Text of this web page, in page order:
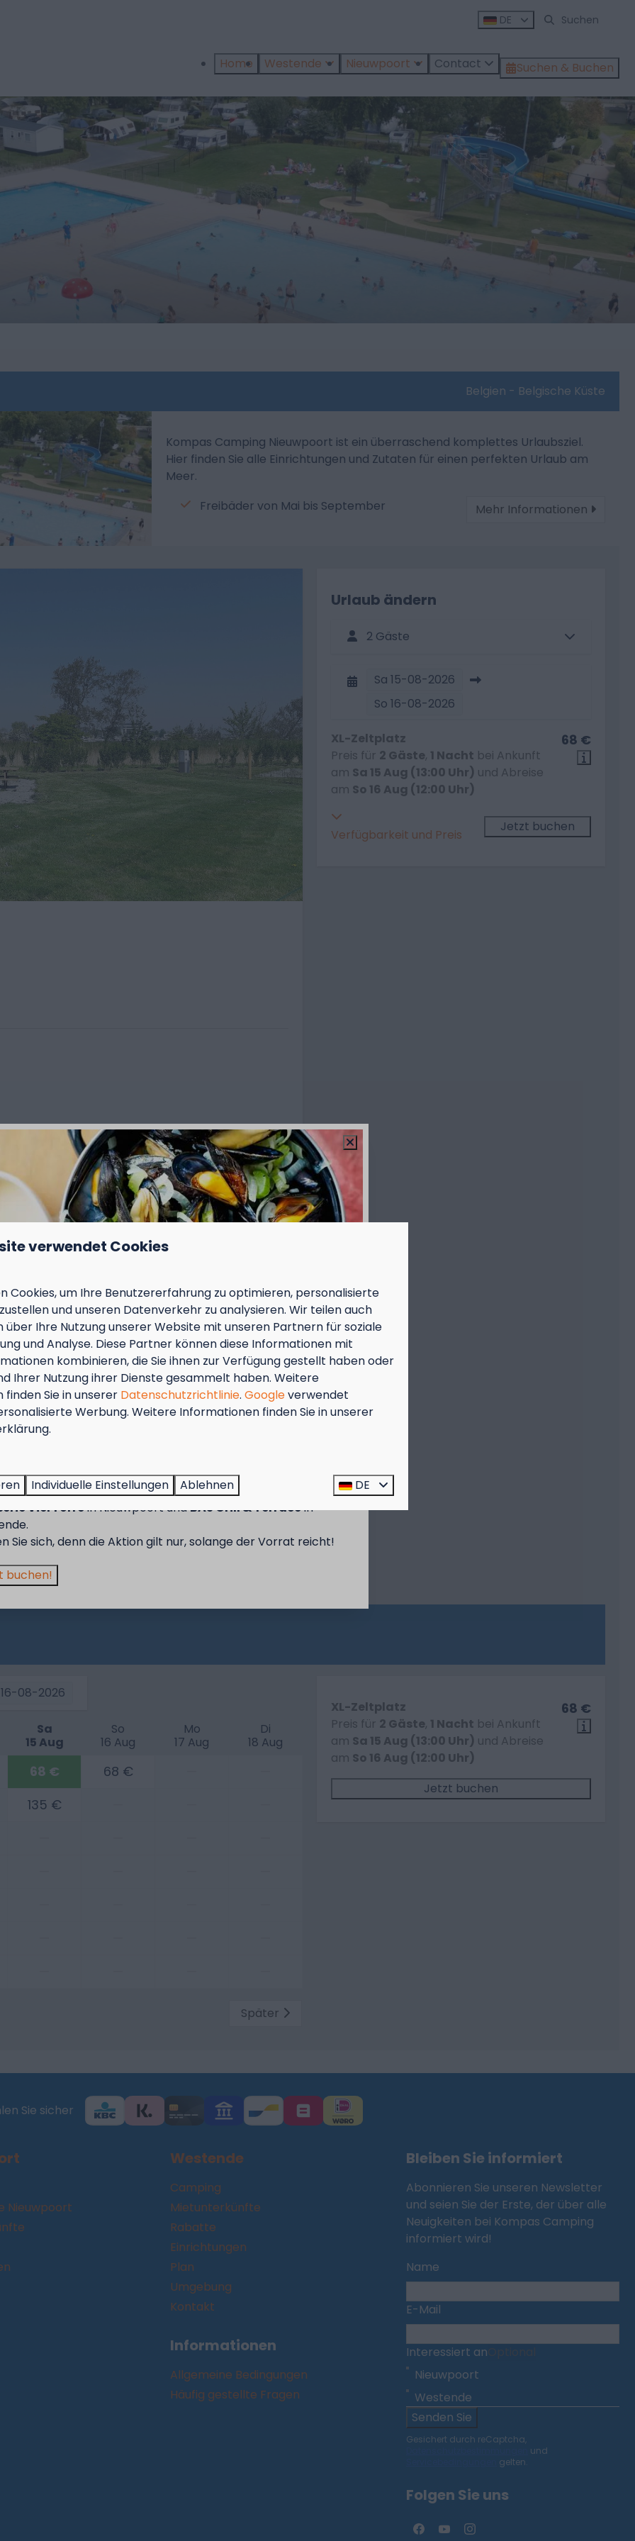
DE
Home Westende Nieuwpoort Contact Suchen & Buchen
Belgien - Belgische Küste
Kompas Camping Nieuwpoort ist ein überraschend komplettes Urlaubsziel.
Hier finden Sie alle Einrichtungen und Zutaten für einen perfekten Urlaub am
Meer.
Freibäder von Mai bis September
Mehr Informationen
10 A
sanitären
Zelt, Strom- und Wasseranschluss. Nicht
mit Wohnwagen oder Wohnmobil!
des Ijzer!
& Komfort
der sanitären Anlagen
Allgemeine Bedingungen ansehen
Urlaub ändern
2 Gäste
Sa 15-08-2026
So 16-08-2026
68 €
XL-Zeltplatz
Preis für 2 Gäste, 1 Nacht bei Ankunft
am Sa 15 Aug (13:00 Uhr) und Abreise
am So 16 Aug (12:00 Uhr)
Verfügbarkeit und Preis
Jetzt buchen
16-08-2026
Sa
15 Aug
So
16 Aug
Mo
17 Aug
Di
18 Aug
68 € 68 €
135 €
Später
68 €
XL-Zeltplatz
Preis für 2 Gäste, 1 Nacht bei Ankunft
am Sa 15 Aug (13:00 Uhr) und Abreise
am So 16 Aug (12:00 Uhr)
Jetzt buchen
Sie sicher
Nieuwpoort
Westende
Camping
Mietunterkünfte
Rabatte
Einrichtungen
Plan
Umgebung
Kontakt
Informationen
Allgemeine Bedingungen
Häufig gestellte Fragen
Bleiben Sie informiert
Abonnieren Sie unseren Newsletter
und seien Sie der Erste, der über alle
Neuigkeiten bei Kompas Camping
informiert wird!
Name
E-Mail
Interessiert an
Nieuwpoort
Westende
Senden Sie
Gesichert durch reCaptcha,
und
gelten.
Folgen Sie uns
= Muschelmonat!
Muscheln für 2 Personen!
gilt in den Restaurants des Kompas Beach Resorts:
VierTorrein Nieuwpoort undBAS Grill & Terracein
Sie sich, denn die Aktion gilt nur, solange der Vorrat reicht!
buchen!
verwendet Cookies
Cookies, um Ihre Benutzererfahrung zu optimieren, personalisierte
und unseren Datenverkehr zu analysieren. Wir teilen auch
Ihre Nutzung unserer Website mit unseren Partnern für soziale
und Analyse. Diese Partner können diese Informationen mit
kombinieren, die Sie ihnen zur Verfügung gestellt haben oder
Ihrer Nutzung ihrer Dienste gesammelt haben. Weitere
Sie in unserer Datenschutzrichtlinie. Googleverwendet
Werbung. Weitere Informationen finden Sie in unserer
Individuelle Einstellungen Ablehnen DE